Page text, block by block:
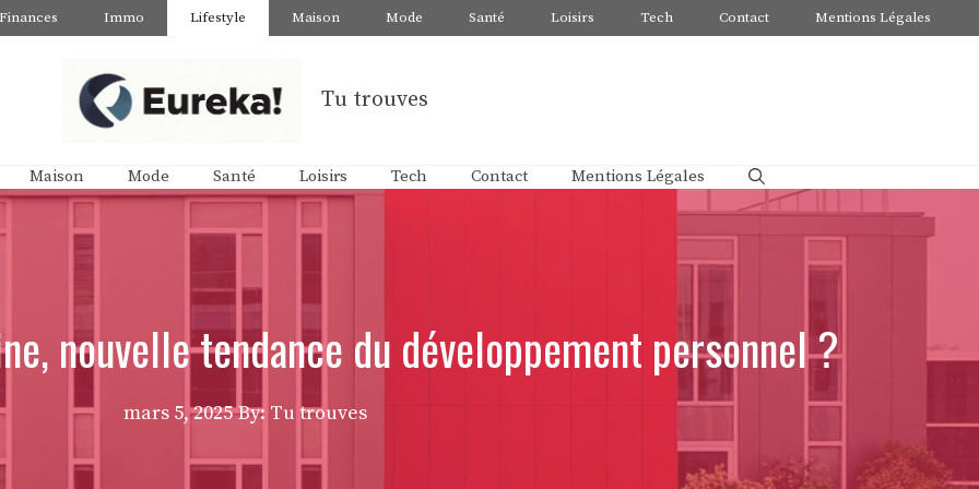
Finances Immo Lifestyle Maison Mode Santé Loisirs Tech Contact Mentions Légales
Tu trouves
Maison Mode Santé Loisirs Tech Contact Mentions Légales
nouvelle tendance du développement personnel ?
mars 5, 2025 By: Tu trouves